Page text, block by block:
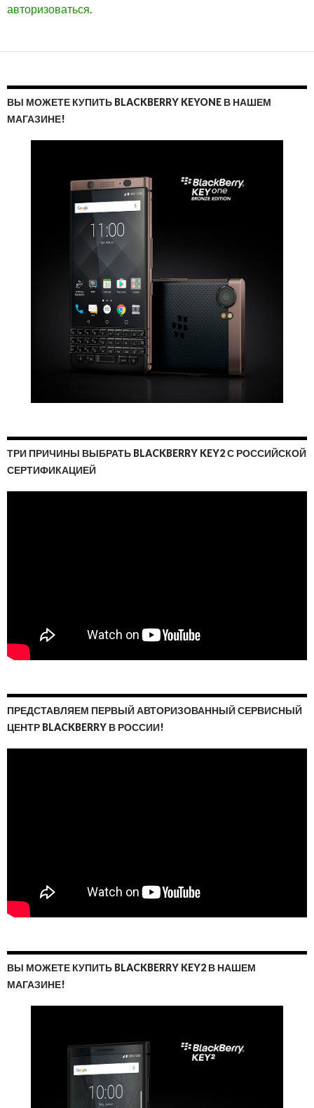
авторизоваться
ВЫ МОЖЕТЕ КУПИТЬ BLACKBERRY KEYONE В НАШЕМ
МАГАЗИНЕ!
ТРИ ПРИЧИНЫ ВЫБРАТЬ BLACKBERRY KEY2 С РОССИЙСКОЙ
СЕРТИФИКАЦИЕЙ
ПРЕДСТАВЛЯЕМ ПЕРВЫЙ АВТОРИЗОВАННЫЙ СЕРВИСНЫЙ
ЦЕНТР BLACKBERRY В РОССИИ!
ВЫ МОЖЕТЕ КУПИТЬ BLACKBERRY KEY2 В НАШЕМ
МАГАЗИНЕ!